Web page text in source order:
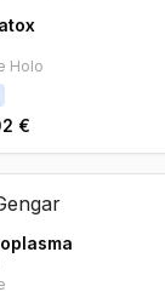
Holo
€